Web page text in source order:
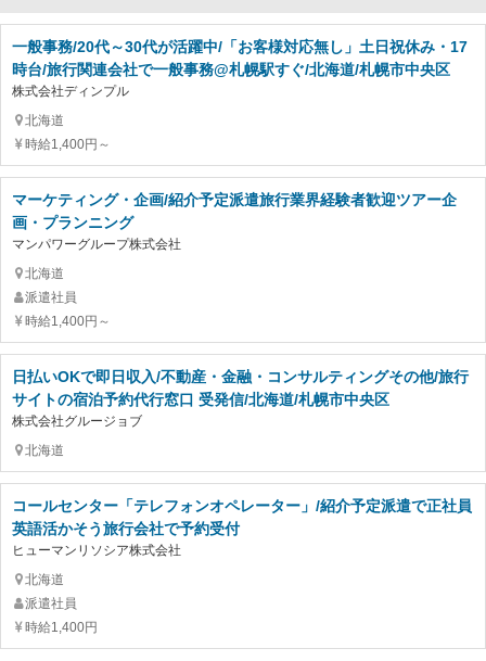
一般事務/20代～30代が活躍中/「お客様対応無し」土日祝休み・17
時台/旅行関連会社で一般事務@札幌駅すぐ/北海道/札幌市中央区
株式会社ディンプル
北海道
時給1,400円～
マーケティング・企画/紹介予定派遣旅行業界経験者歓迎ツアー企
画・プランニング
マンパワーグループ株式会社
北海道
派遣社員
時給1,400円～
日払いOKで即日収入/不動産・金融・コンサルティングその他/旅行
サイトの宿泊予約代行窓口 受発信/北海道/札幌市中央区
株式会社グルージョブ
北海道
コールセンター「テレフォンオペレーター」/紹介予定派遣で正社員
英語活かそう旅行会社で予約受付
ヒューマンリソシア株式会社
北海道
派遣社員
時給1,400円